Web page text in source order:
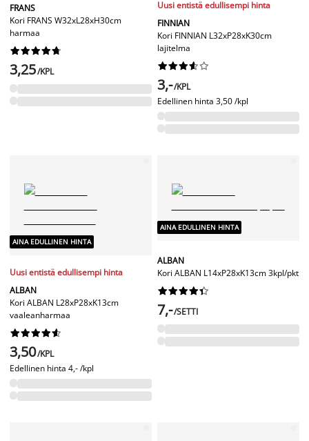
FRANS
Kori FRANS W32xL28xH30cm
harmaa






3,25/KPL
Uusi entistä edullisempi hinta
FINNIAN
Kori FINNIAN L32xP28xK30cm
lajitelma






3,-/KPL
Edellinen hinta 3,50 /kpl
AINA EDULLINEN HINTA
Uusi entistä edullisempi hinta
ALBAN
Kori ALBAN L28xP28xK13cm
vaaleanharmaa






3,50/KPL
Edellinen hinta 4,- /kpl
AINA EDULLINEN HINTA
ALBAN
Kori ALBAN L14xP28xK13cm 3kpl/pkt






7,-/SETTI